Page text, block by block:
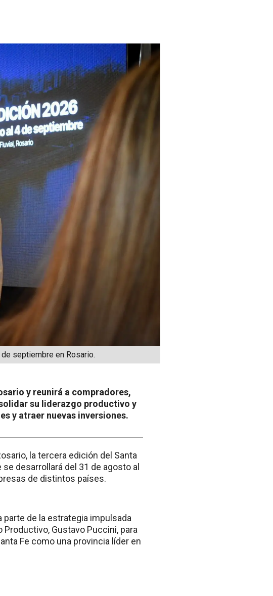
septiembre en Rosario.
y reunirá a compradores,
su liderazgo productivo y
y atraer nuevas inversiones.
la tercera edición del Santa
desarrollará del 31 de agosto al
de distintos países.
de la estrategia impulsada
Gustavo Puccini, para
Fe como una provincia líder en